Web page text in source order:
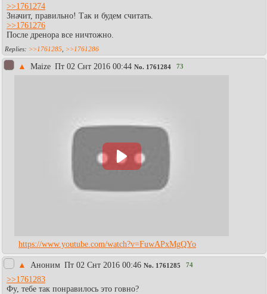
>>1761274
Значит, правильно! Так и будем считать.
>>1761276
После дренора все ничтожно.
>>1761285 >>1761286
▲ Maize Пт 02 Снт 2016 00:44 No. 1761284 73
https://www.youtube.com/watch?v=FuwAPxMgQYo
▲ Аноним Пт 02 Снт 2016 00:46 No. 1761285 74
>>1761283
Фу, тебе так понравилось это говно?